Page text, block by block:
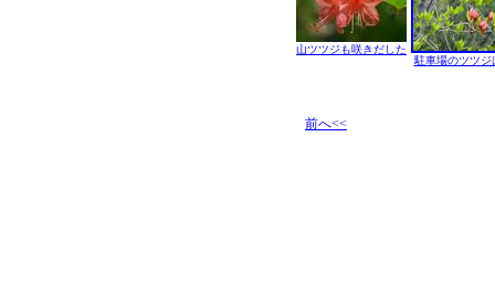
山ツツジも咲きだした
駐車場のツツ
前へ<<